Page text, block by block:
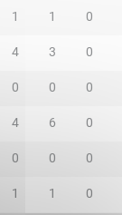
1 1 0
4 3 0
0 0 0
4 6 0
0 0 0
1 1 0